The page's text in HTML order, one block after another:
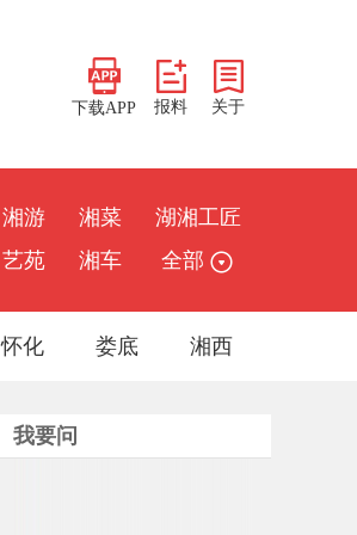
下载APP 报料 关于
湘游 湘菜
湖湘工匠
艺苑 湘车 全部
怀化 娄底 湘西
我要问